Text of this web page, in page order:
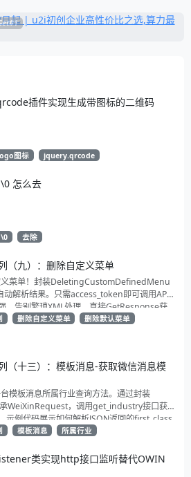
插件实现生成带图标的二维码
图标 jquery.qrcode
怎么去
\0 去除
（九）：删除自定义菜单
义菜单！封装DeletingCustomDefinedMenu
解析结果。只需access_token即可调用API
，告别繁琐XML处理，直接GetResponse获
的开发者，建议收藏备用！
删除自定义菜单
删除默认菜单
（十三）：模板消息-获取微信消息模
模板消息所属行业查询方法。通过封装
WeiXinRequest，调用get_industry接口获
示例代码展示如何解析JSON返回的first_class
者提供合规通知场景开发支持
模板消息 所属行业
类实现http接口监听替代OWIN